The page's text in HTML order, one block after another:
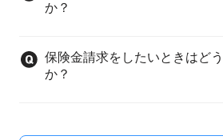
か？
保険金請求をしたいときはど
か？